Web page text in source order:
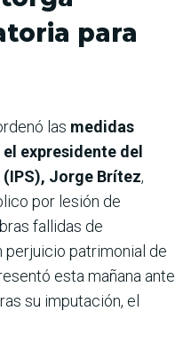
para
las medidas
expresidente del
Jorge Brítez,
por lesión de
fallidas de
perjuicio patrimonial de
esta mañana ante
su imputación, el